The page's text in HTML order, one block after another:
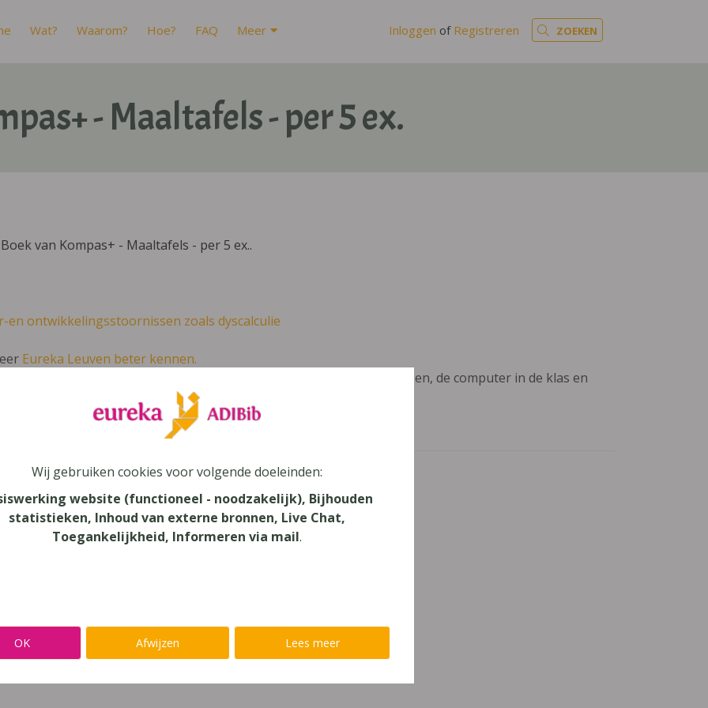
Wat? Waarom? Hoe? FAQ Meer Inloggen of Registreren ZOEKEN
- Maaltafels - per 5 ex.
van Kompas+ - Maaltafels - per 5 ex..
en ontwikkelingsstoornissen zoals dyscalculie
Eureka Leuven beter kennen.
in je talent'
en lees meer over thema's als redelijke aanpassingen, de computer in de klas en
- Maaltafels - per 5 ex.
Wij gebruiken cookies voor volgende doeleinden:
website (functioneel - noodzakelijk), Bijhouden
statistieken, Inhoud van externe bronnen, Live Chat,
Toegankelijkheid, Informeren via mail.
OK Afwijzen Lees meer